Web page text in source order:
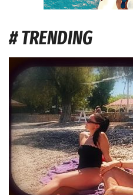
# TRENDING